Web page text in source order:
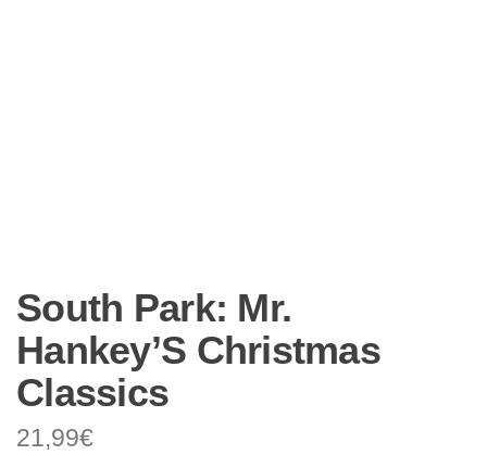
South Park: Mr.
Hankey’S Christmas
Classics
21,99€